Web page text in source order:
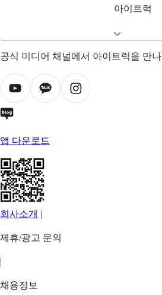
아이트럭
공식 미디어 채널에서 아이트럭을 만
앱 다운로드
회사소개 |
제휴/광고 문의
|
채용정보